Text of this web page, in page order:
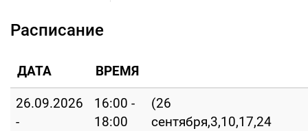
Расписание
ДАТА ВРЕМЯ
26.09.2026
-
16:00 -
18:00
(26
сентября,3,10,17,24